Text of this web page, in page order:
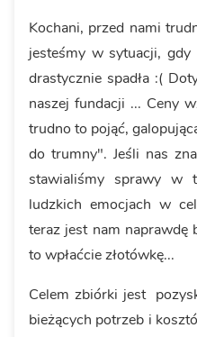
Kochani, przed nami
jesteśmy w sytuacji, gdy
drastycznie spadła :(
naszej fundacji ... Ceny
trudno to pojąć,
do trumny". Jeśli nas
stawialiśmy sprawy
ludzkich emocjach w
teraz jest nam naprawdę
to wpłaćcie złotówkę...
Celem zbiórki jest
bieżących potrzeb i